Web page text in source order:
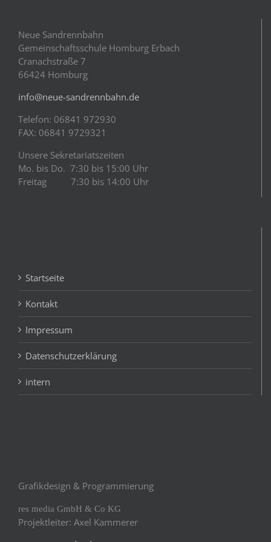
Neue Sandrennbahn
Gemeinschaftsschule Homburg Erbach
Cranachstraße 7
66424 Homburg
info@neue-sandrennbahn.de
Telefon: 06841 972930
FAX: 06841 9729321
Unsere Sekretariatszeiten
Mo. bis Do. 7:30 bis 15:00 Uhr
Freitag 7:30 bis 14:00 Uhr
Startseite
Kontakt
Impressum
Datenschutzerklärung
intern
Grafikdesign & Programmierung
res media GmbH & Co KG
Projektleiter: Axel Kammerer